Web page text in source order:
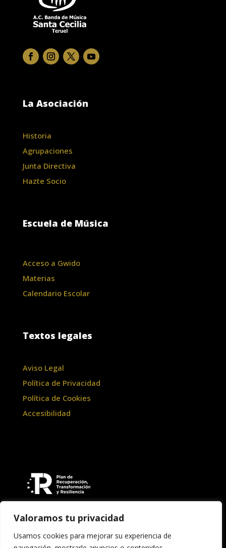
Valoramos tu privacidad
Usamos cookies para mejorar su experiencia de
La Asociación
Historia
Agrupaciones
Junta Directiva
Hazte Socio
Escuela de Música
Acceso a Gwido
Materias
Calendario Escolar
Textos legales
Aviso Legal
Política de Privacidad
Política de Cookies
Accesibilidad